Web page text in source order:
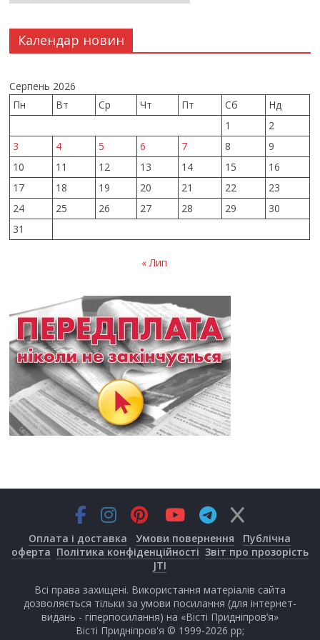
Календар новин
Серпень 2026
Пн
Вт Ср Чт Пт Сб
Нд
1
2
3
4 5 6 7 8
9
10
11 12 13 14 15
16
17
18 19 20 21 22
23
24
25 26 27 28 29
30
31
« Лип
Оплата і доставка Умови повернення
Публічна
оферта Політика конфіденційності Звіт про прозорість
JTI
Всі права захищені. Використання матеріалів сайта
дозволяється тільки за умови посилання (для інтернет-
видань - гіперпосилання) на «Вісті Придніпров’я»
Вісті Придніпров'я © 1999-2026 рр;